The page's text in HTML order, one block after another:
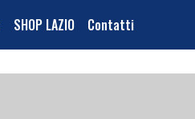
SHOP LAZIO Contatti